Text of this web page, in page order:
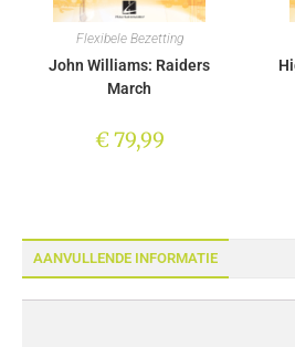
AANVULLENDE INFORMATIE
Flexibele Bezetting
John Williams: Raiders
March
€79,99